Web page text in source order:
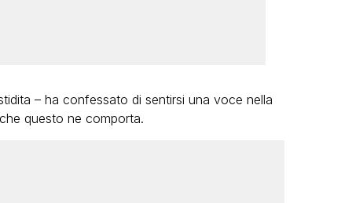
– ha confessato di sentirsi una voce nella
questo ne comporta.